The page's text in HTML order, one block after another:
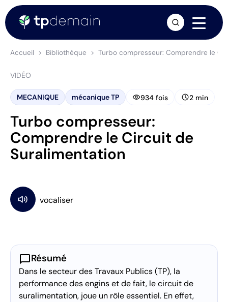
Accueil Bibliothèque Turbo compresseur: Comprendre le
VIDÉO
MECANIQUE mécanique TP visibility934 fois schedule2 min
Turbo compresseur:
Comprendre le Circuit de
Suralimentation
chat_bubbleRésumé
Dans le secteur des Travaux Publics (TP), la
performance des engins et de fait, le circuit de
suralimentation, joue un rôle essentiel. En effet,
arrow_forward